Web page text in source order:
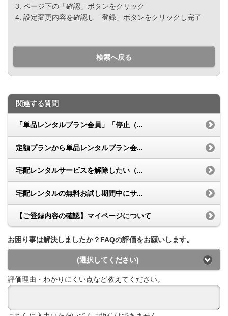
ページ下の「確認」ボタンをクリック
設定変更内容を確認し「登録」ボタンをクリックし完了
検索へ戻る
関連する質問
「単品レンタルプラン会員」「停止（...
定額プランから単品レンタルプラン会...
宅配レンタルサービスを解除したい（...
宅配レンタルの無料お試し期間中にサ...
【ご登録内容の確認】マイページについて
お困り事は解決しましたか？FAQの評価をお願いします。
(選択してください)
評価理由・わかりにくい点など教えてください。